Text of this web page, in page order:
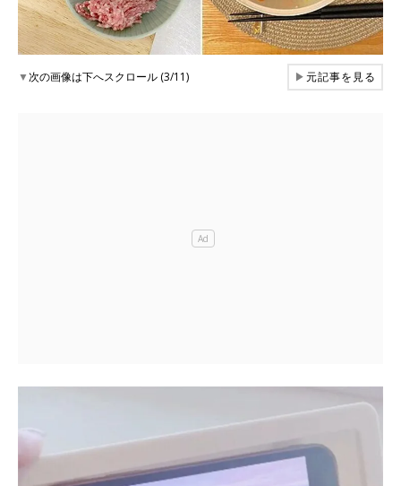
▼次の画像は下へスクロール (3/11) ▶元記事を見る